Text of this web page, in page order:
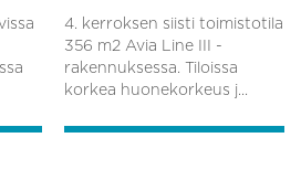
4. kerroksen siisti toimistotila
356 m2 Avia Line III -
rakennuksessa. Tiloissa
korkea huonekorkeus j...